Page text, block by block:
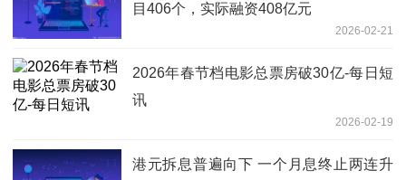
目406个，实际融资408亿元
2026-02-21
2026年春节档电影总票房破30亿-每日短
讯
2026-02-19
港元拆息普遍向下 一个月息终止两连升